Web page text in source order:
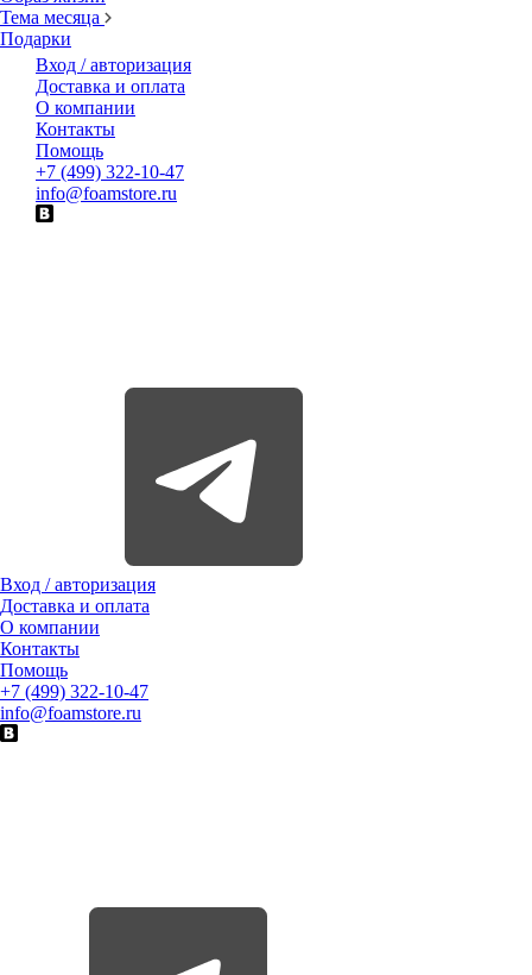
Тема месяца
Подарки
Вход / авторизация
Доставка и оплата
О компании
Контакты
Помощь
+7 (499) 322-10-47
info@foamstore.ru
Вход / авторизация
Доставка и оплата
О компании
Контакты
Помощь
+7 (499) 322-10-47
info@foamstore.ru